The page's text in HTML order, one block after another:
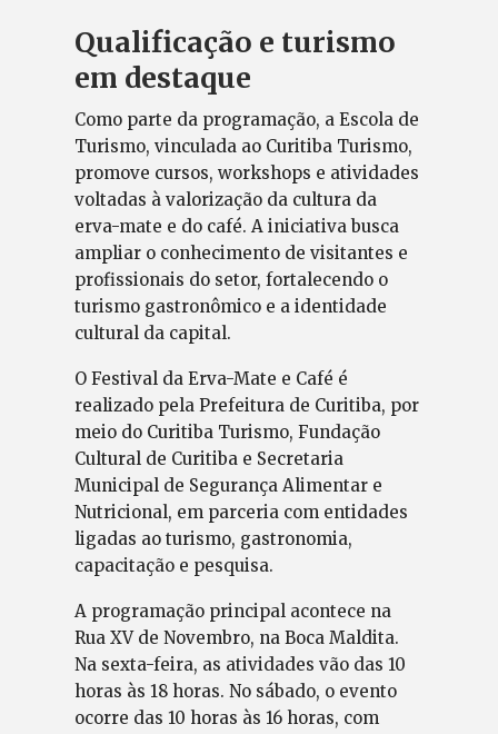
Qualificação e turismo
em destaque
Como parte da programação, a Escola de
Turismo, vinculada ao Curitiba Turismo,
promove cursos, workshops e atividades
voltadas à valorização da cultura da
erva-mate e do café. A iniciativa busca
ampliar o conhecimento de visitantes e
profissionais do setor, fortalecendo o
turismo gastronômico e a identidade
cultural da capital.
O Festival da Erva-Mate e Café é
realizado pela Prefeitura de Curitiba, por
meio do Curitiba Turismo, Fundação
Cultural de Curitiba e Secretaria
Municipal de Segurança Alimentar e
Nutricional, em parceria com entidades
ligadas ao turismo, gastronomia,
capacitação e pesquisa.
A programação principal acontece na
Rua XV de Novembro, na Boca Maldita.
Na sexta-feira, as atividades vão das 10
horas às 18 horas. No sábado, o evento
ocorre das 10 horas às 16 horas, com